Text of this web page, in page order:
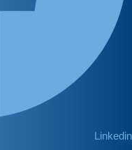
Linkedin